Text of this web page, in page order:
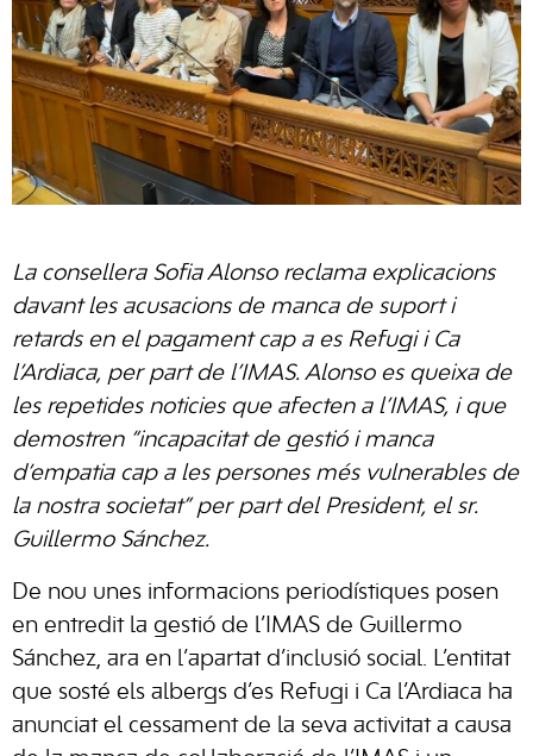
La consellera Sofia Alonso reclama explicacions
davant les acusacions de manca de suport i
retards en el pagament cap a es Refugi i Ca
l’Ardiaca, per part de l’IMAS. Alonso es queixa de
les repetides noticies que afecten a l’IMAS, i que
demostren “incapacitat de gestió i manca
d’empatia cap a les persones més vulnerables de
la nostra societat” per part del President, el sr.
Guillermo Sánchez.
De nou unes informacions periodístiques posen
en entredit la gestió de l’IMAS de Guillermo
Sánchez, ara en l’apartat d’inclusió social. L’entitat
que sosté els albergs d’es Refugi i Ca l’Ardiaca ha
anunciat el cessament de la seva activitat a causa